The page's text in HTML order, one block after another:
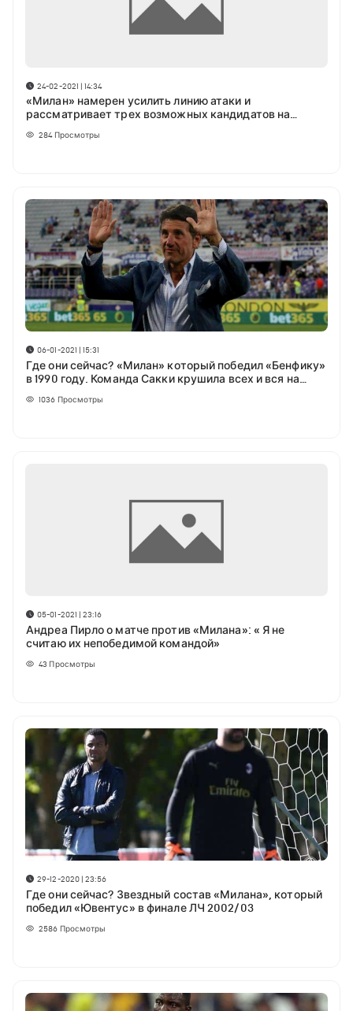
24-02-2021 | 14:34
«Милан» намерен усилить линию атаки и
рассматривает трех возможных кандидатов на
284 Просмотры
06-01-2021 | 15:31
Где они сейчас? «Милан» который победил «Бенфику»
в 1990 году. Команда Сакки крушила всех и вся на
1036 Просмотры
05-01-2021 | 23:16
Андреа Пирло о матче против «Милана»: « Я не
считаю их непобедимой командой»
43 Просмотры
29-12-2020 | 23:56
Где они сейчас? Звездный состав «Милана», который
победил «Ювентус» в финале ЛЧ 2002/03
2586 Просмотры